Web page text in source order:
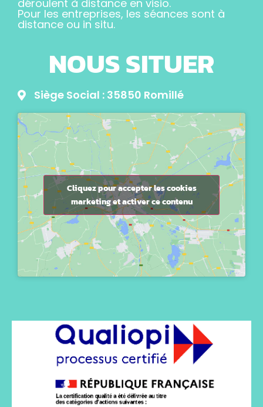
déroulent à distance en visio.
Pour les entreprises, les séances sont à
distance ou in situ.
NOUS SITUER
Siège Social : 35850 Romillé
Cliquez pour accepter les cookies
marketing et activer ce contenu